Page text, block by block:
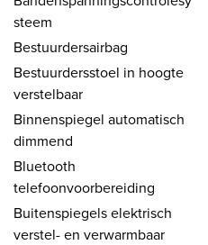
steem
Bestuurdersairbag
Bestuurdersstoel in hoogte
verstelbaar
Binnenspiegel automatisch
dimmend
Bluetooth
telefoonvoorbereiding
Buitenspiegels elektrisch
verstel- en verwarmbaar